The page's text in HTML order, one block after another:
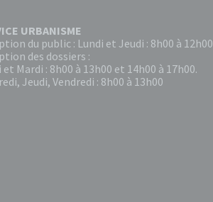
URBANISME
du public : Lundi et Jeudi : 8h00 à 12h00
des dossiers :
et Mardi : 8h00 à 13h00 et 14h00 à 17h00.
Jeudi, Vendredi : 8h00 à 13h00